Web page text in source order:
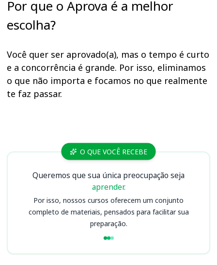
Por que o Aprova é a melhor
escolha?
Você quer ser aprovado(a), mas o tempo é curto
e a concorrência é grande. Por isso, eliminamos
o que não importa e focamos no que realmente
te faz passar.
Cursos O QUE VOCÊ RECEBE
Queremos que sua única preocupação seja
aprender.
Por isso, nossos cursos oferecem um conjunto
completo de materiais, pensados para facilitar sua
preparação.